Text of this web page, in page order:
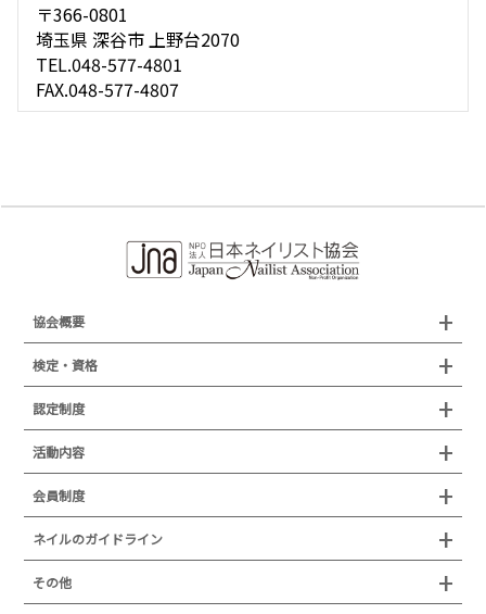
〒366-0801
埼玉県 深谷市 上野台2070
TEL.048-577-4801
FAX.048-577-4807
協会概要
組織概要
所在地
プレスリリース
叙勲・褒章・受賞・表彰
通常総会について
検定・資格
検定試験
JNAフットケア理論検定試験
ネイリスト技能検定試験（JNEC主催）
JNAネイリスト技能検定国際試験
JNAネイリストキャリアパス講習会
認定制度
認定制度
認定校
活動内容
ネイルエキスポ
ネイルオブザイヤー
セミナー
セミナー
JNAスーパーライブ
ネイルサロン衛生管理士講習会
ネイルトレンド
ネイルトレンド
トレンドプロジェクトメンバー
会員制度
会員制度
法人会員
ネイルのガイドライン
新型コロナ感染症関連
その他